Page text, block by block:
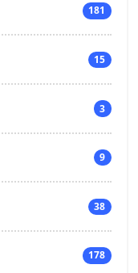
181
15
3
9
38
178